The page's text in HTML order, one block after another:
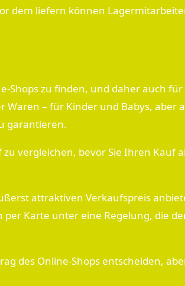
dem liefern können
Shops zu finden, und daher auch
– für Kinder und Babys, aber
garantieren.
vergleichen, bevor Sie Ihren Kauf
attraktiven Verkaufspreis
Karte unter eine Regelung, die
des Online-Shops entscheiden,